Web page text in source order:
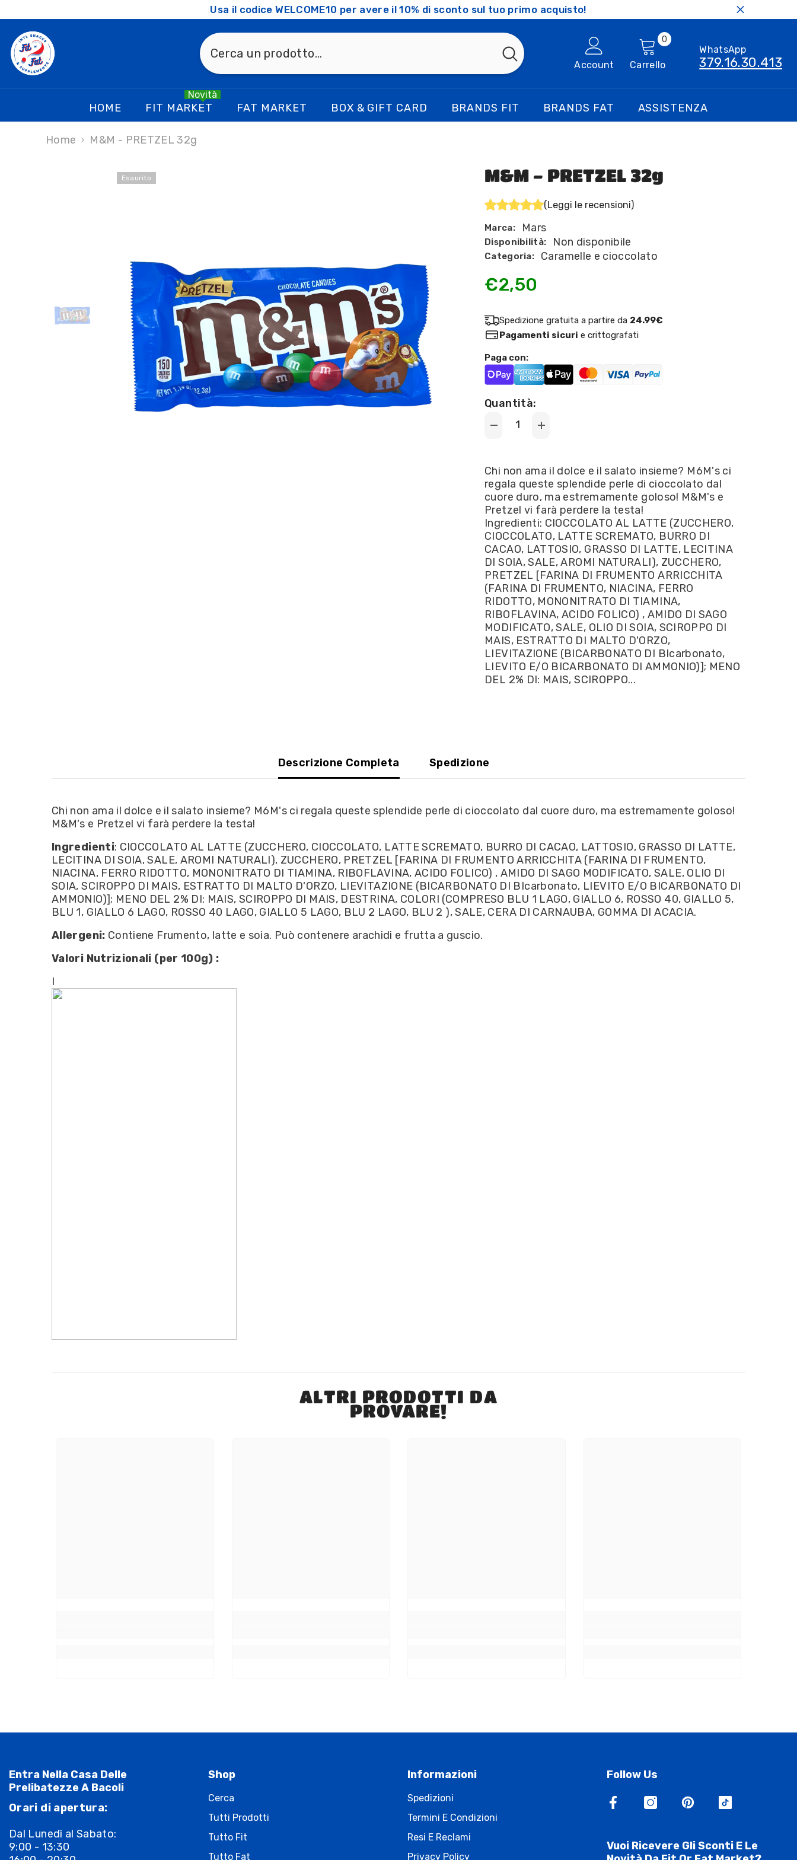
Usa il codice WELCOME10 per avere il 10% di sconto sul tuo primo acquisto!
Account Carrello
00
articoliWhatsApp
379.16.30.413
HOME FIT MARKET
Novità
FAT MARKET BOX & GIFT CARD BRANDS FIT BRANDS FAT ASSISTENZA
Home M&M - PRETZEL 32g
Esaurito M&M - PRETZEL 32g
(Leggi le recensioni)
Marca: Mars
Disponibilità: Non disponibile
Categoria: Caramelle e cioccolato
€2,50
Spedizione gratuita a partire da 24.99€
Pagamenti sicuri e crittografati
Paga con:
Quantità:
Decrease
-
PRETZEL
32g
Increase
PRETZEL
32g
Chi non ama il dolce e il salato insieme? M6M's ci
regala queste splendide perle di cioccolato dal
cuore duro, ma estremamente goloso! M&M's e
Pretzel vi farà perdere la testa!
Ingredienti: CIOCCOLATO AL LATTE (ZUCCHERO,
CIOCCOLATO, LATTE SCREMATO, BURRO DI
CACAO, LATTOSIO, GRASSO DI LATTE, LECITINA
DI SOIA, SALE, AROMI NATURALI), ZUCCHERO,
PRETZEL [FARINA DI FRUMENTO ARRICCHITA
(FARINA DI FRUMENTO, NIACINA, FERRO
RIDOTTO, MONONITRATO DI TIAMINA,
RIBOFLAVINA, ACIDO FOLICO) , AMIDO DI SAGO
MODIFICATO, SALE, OLIO DI SOIA, SCIROPPO DI
MAIS, ESTRATTO DI MALTO D'ORZO,
LIEVITAZIONE (BICARBONATO DI BIcarbonato,
LIEVITO E/O BICARBONATO DI AMMONIO)]; MENO
DEL 2% DI: MAIS, SCIROPPO...
Descrizione Completa Spedizione
Chi non ama il dolce e il salato insieme? M6M's ci regala queste splendide perle di cioccolato dal cuore duro, ma estremamente goloso!
M&M's e Pretzel vi farà perdere la testa!
Ingredienti: CIOCCOLATO AL LATTE (ZUCCHERO, CIOCCOLATO, LATTE SCREMATO, BURRO DI CACAO, LATTOSIO, GRASSO DI LATTE,
LECITINA DI SOIA, SALE, AROMI NATURALI), ZUCCHERO, PRETZEL [FARINA DI FRUMENTO ARRICCHITA (FARINA DI FRUMENTO,
NIACINA, FERRO RIDOTTO, MONONITRATO DI TIAMINA, RIBOFLAVINA, ACIDO FOLICO) , AMIDO DI SAGO MODIFICATO, SALE, OLIO DI
SOIA, SCIROPPO DI MAIS, ESTRATTO DI MALTO D'ORZO, LIEVITAZIONE (BICARBONATO DI BIcarbonato, LIEVITO E/O BICARBONATO DI
AMMONIO)]; MENO DEL 2% DI: MAIS, SCIROPPO DI MAIS, DESTRINA, COLORI (COMPRESO BLU 1 LAGO, GIALLO 6, ROSSO 40, GIALLO 5,
BLU 1, GIALLO 6 LAGO, ROSSO 40 LAGO, GIALLO 5 LAGO, BLU 2 LAGO, BLU 2 ), SALE, CERA DI CARNAUBA, GOMMA DI ACACIA.
Allergeni: Contiene Frumento, latte e soia. Può contenere arachidi e frutta a guscio.
Valori Nutrizionali (per 100g) :
I
ALTRI PRODOTTI DA
PROVARE!
Entra Nella Casa Delle
Prelibatezze A Bacoli
Orari di apertura:
Dal Lunedì al Sabato:
9:00 - 13:30
Shop
Cerca
Tutti Prodotti
Tutto Fit
Tutto Fat
Informazioni
Spedizioni
Termini E Condizioni
Resi E Reclami
Privacy Policy
Follow Us
Vuoi Ricevere Gli Sconti E Le